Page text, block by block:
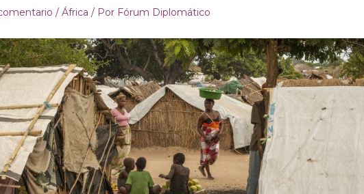
/África / Por Fórum Diplomático